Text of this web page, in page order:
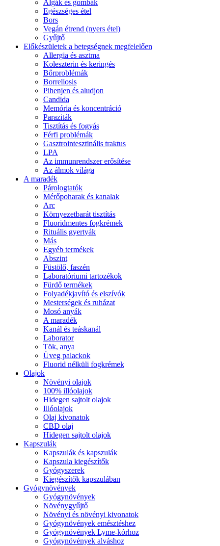
Algák és gombák
Egészséges étel
Bors
Vegán étrend (nyers étel)
Gyűjtő
Előkészületek a betegségnek megfelelően
Allergia és asztma
Koleszterin és keringés
Bőrproblémák
Borreliosis
Pihenjen és aludjon
Candida
Memória és koncentráció
Paraziták
Tisztítás és fogyás
Férfi problémák
Gasztrointesztinális traktus
LPA
Az immunrendszer erősítése
Az álmok világa
A maradék
Párologtatók
Mérőpoharak és kanalak
Arc
Környezetbarát tisztítás
Fluoridmentes fogkrémek
Rituális gyertyák
Más
Egyéb termékek
Abszint
Füstölő, faszén
Laboratóriumi tartozékok
Fürdő termékek
Folyadékjavító és elszívók
Mesterségek és ruházat
Mosó anyák
A maradék
Kanál és teáskanál
Laborator
Tök, anya
Üveg palackok
Fluorid nélküli fogkrémek
Olajok
Növényi olajok
100% illóolajok
Hidegen sajtolt olajok
Illóolajok
Olaj kivonatok
CBD olaj
Hidegen sajtolt olajok
Kapszulák
Kapszulák és kapszulák
Kapszula kiegészítők
Gyógyszerek
Kiegészítők kapszulában
Gyógynövények
Gyógynövények
Növénygyűjtő
Növényi és növényi kivonatok
Gyógynövények emésztéshez
Gyógynövények Lyme-kórhoz
Gyógynövények alváshoz